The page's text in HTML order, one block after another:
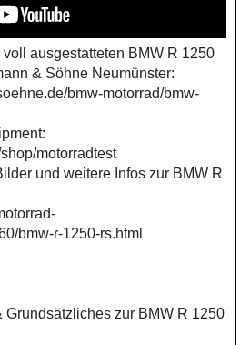
ausgestatteten BMW R 1250
& Söhne Neumünster:
bmw-motorrad/bmw-
motorradtest
und weitere Infos zur BMW R
bmw-r-1250-rs.html
Grundsätzliches zur BMW R 1250